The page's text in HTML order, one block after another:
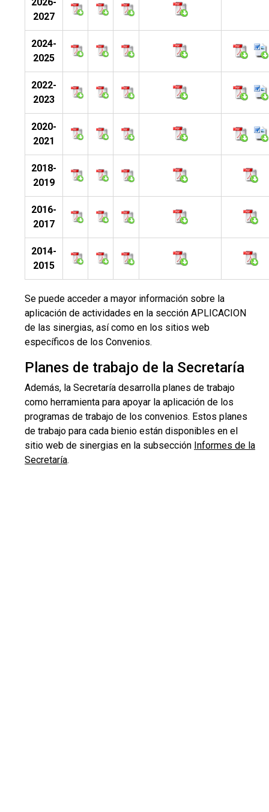
2027
2024-
2025
2022-
2023
2020-
2021
2018-
2019
2016-
2017
2014-
2015
Se puede acceder a mayor información sobre la
aplicación de actividades en la sección APLICACION
de las sinergias, así como en los sitios web
específicos de los Convenios.
Planes de trabajo de la Secretaría
Además, la Secretaría desarrolla planes de trabajo
como herramienta para apoyar la aplicación de los
programas de trabajo de los convenios. Estos planes
de trabajo para cada bienio están disponibles en el
sitio web de sinergias en la subsección Informes de la
Secretaría.